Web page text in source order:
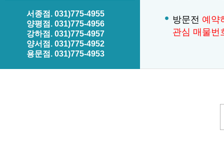
서종점. 031)775-4955
양평점. 031)775-4956
강하점. 031)775-4957
양서점. 031)775-4952
용문점. 031)775-4953
방문전 예약
관심 매물번